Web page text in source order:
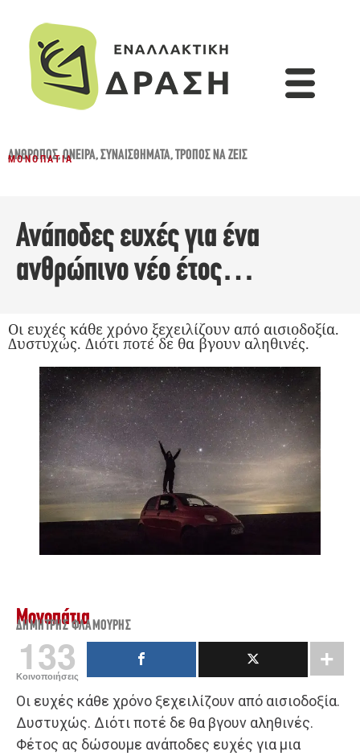
ΆΝΘΡΩΠΟΣ,ΌΝΕΙΡΑ,ΣΥΝΑΙΣΘΉΜΑΤΑ,ΤΡΌΠΟΣ ΝΑ ΖΕΙΣ
ΜΟΝΟΠΆΤΙΑ
Ανάποδες ευχές για ένα
ανθρώπινο νέο έτος…
Οι ευχές κάθε χρόνο ξεχειλίζουν από αισιοδοξία.
Δυστυχώς. Διότι ποτέ δε θα βγουν αληθινές.
Μονοπάτια
ΔΗΜΉΤΡΗΣ ΦΛΑΜΟΎΡΗΣ
133
Κοινοποιήσεις
Οι ευχές κάθε χρόνο ξεχειλίζουν από αισιοδοξία.
Δυστυχώς. Διότι ποτέ δε θα βγουν αληθινές.
Φέτος ας δώσουμε ανάποδες ευχές για μια